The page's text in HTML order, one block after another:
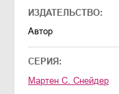
ИЗДАТЕЛЬСТВО:
Автор
СЕРИЯ:
Мартен С. Снейдер